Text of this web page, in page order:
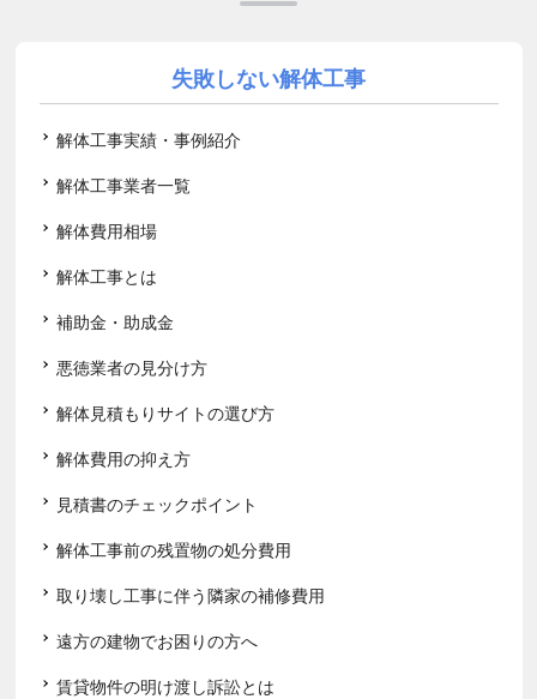
失敗しない解体工事
解体工事実績・事例紹介
解体工事業者一覧
解体費用相場
解体工事とは
補助金・助成金
悪徳業者の見分け方
解体見積もりサイトの選び方
解体費用の抑え方
見積書のチェックポイント
解体工事前の残置物の処分費用
取り壊し工事に伴う隣家の補修費用
遠方の建物でお困りの方へ
賃貸物件の明け渡し訴訟とは